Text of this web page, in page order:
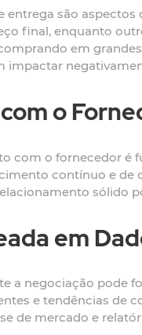
entrega são
final, enquanto
em
impactar
o
com o fornecedor é
contínuo e de
sólido
em
a negociação pode
e tendências de
de mercado e